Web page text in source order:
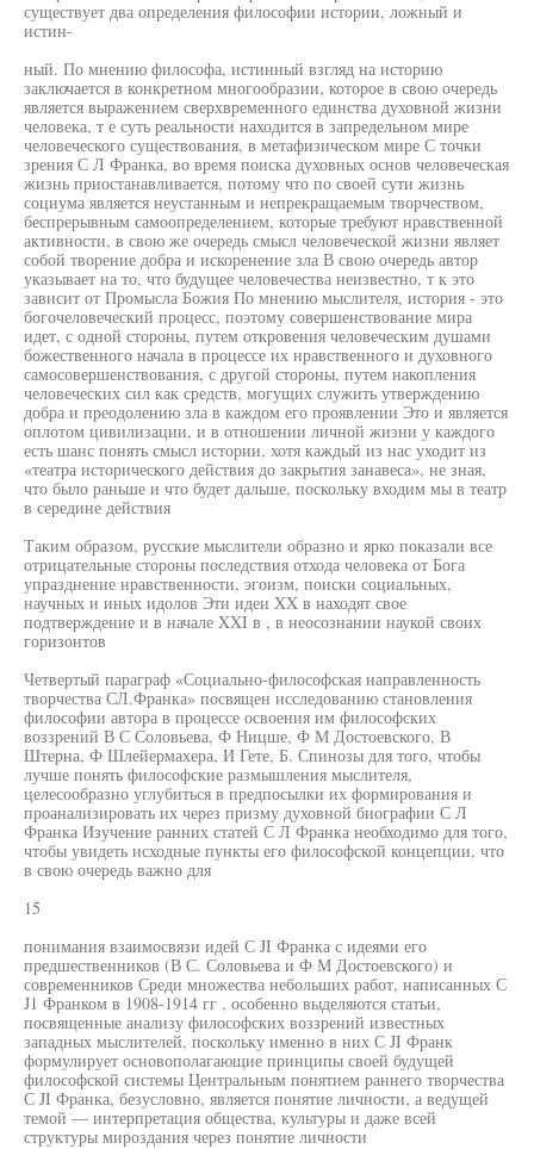
существует два определения философии истории, ложный и
истин-
ный. По мнению философа, истинный взгляд на историю
заключается в конкретном многообразии, которое в свою очередь
является выражением сверхвременного единства духовной жизни
человека, т е суть реальности находится в запредельном мире
человеческого существования, в метафизическом мире С точки
зрения С Л Франка, во время поиска духовных основ человеческая
жизнь приостанавливается, потому что по своей сути жизнь
социума является неустанным и непрекращаемым творчеством,
беспрерывным самоопределением, которые требуют нравственной
активности, в свою же очередь смысл человеческой жизни являет
собой творение добра и искоренение зла В свою очередь автор
указывает на то, что будущее человечества неизвестно, т к это
зависит от Промысла Божия По мнению мыслителя, история - это
богочеловеческий процесс, поэтому совершенствование мира
идет, с одной стороны, путем откровения человеческим душами
божественного начала в процессе их нравственного и духовного
самосовершенствования, с другой стороны, путем накопления
человеческих сил как средств, могущих служить утверждению
добра и преодолению зла в каждом его проявлении Это и является
оплотом цивилизации, и в отношении личной жизни у каждого
есть шанс понять смысл истории, хотя каждый из нас уходит из
«театра исторического действия до закрытия занавеса», не зная,
что было раньше и что будет дальше, поскольку входим мы в театр
в середине действия
Таким образом, русские мыслители образно и ярко показали все
отрицательные стороны последствия отхода человека от Бога
упразднение нравственности, эгоизм, поиски социальных,
научных и иных идолов Эти идеи XX в находят свое
подтверждение и в начале XXI в , в неосознании наукой своих
горизонтов
Четвертый параграф «Социально-философская направленность
творчества СЛ.Франка» посвящен исследованию становления
философии автора в процессе освоения им философских
воззрений В С Соловьева, Ф Ницше, Ф М Достоевского, В
Штерна, Ф Шлейермахера, И Гете, Б. Спинозы для того, чтобы
лучше понять философские размышления мыслителя,
целесообразно углубиться в предпосылки их формирования и
проанализировать их через призму духовной биографии С Л
Франка Изучение ранних статей С Л Франка необходимо для того,
чтобы увидеть исходные пункты его философской концепции, что
в свою очередь важно для
15
понимания взаимосвязи идей С JI Франка с идеями его
предшественников (В С. Соловьева и Ф М Достоевского) и
современников Среди множества небольших работ, написанных С
J1 Франком в 1908-1914 гг , особенно выделяются статьи,
посвященные анализу философских воззрений известных
западных мыслителей, поскольку именно в них С JI Франк
формулирует основополагающие принципы своей будущей
философской системы Центральным понятием раннего творчества
С JI Франка, безусловно, является понятие личности, а ведущей
темой — интерпретация общества, культуры и даже всей
структуры мироздания через понятие личности